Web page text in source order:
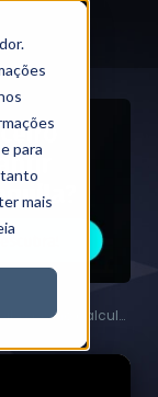
para
mais
calcular e avaliar o seu